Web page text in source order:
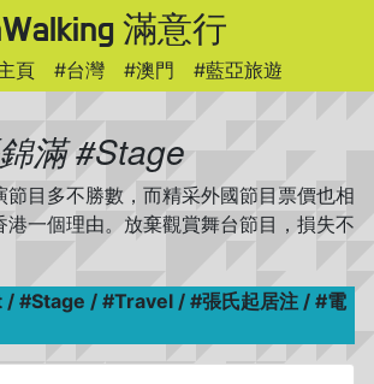
滿意行
頁 #台灣 #澳門 #藍亞旅遊
滿#Stage
節目多不勝數，而精采外國節目票價也相
港一個理由。放棄觀賞舞台節目，損失不
/ #Stage / #Travel / #張氏起居注 / #電